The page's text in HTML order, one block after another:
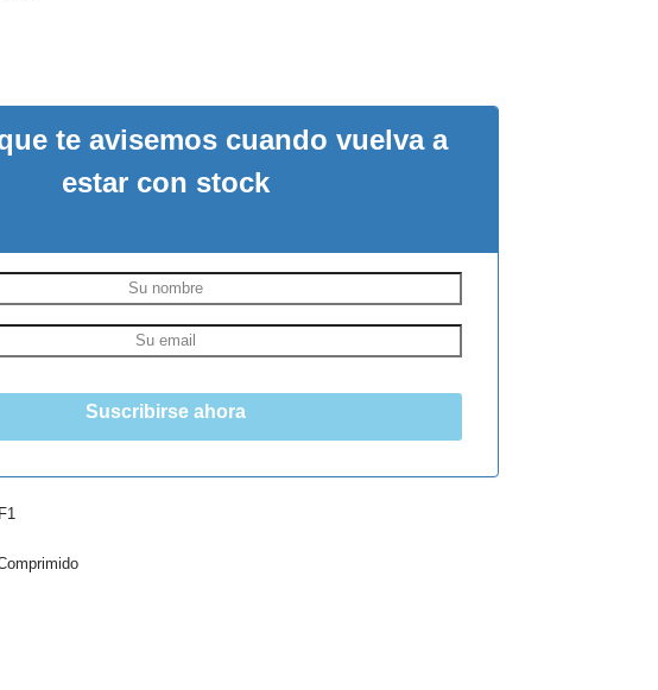
te avisemos cuando vuelva a
estar con stock
Suscribirse ahora